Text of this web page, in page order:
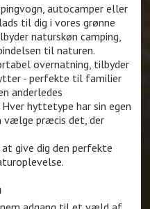
autocamper eller
til dig i vores grønne
naturskøn camping,
til naturen.
overnatning, tilbyder
- perfekte til familier
anderledes
hyttetype har sin egen
vælge præcis det, der
give dig den perfekte